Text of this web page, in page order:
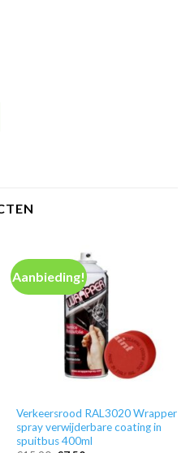
Aanbieding!
Verkeersrood RAL3020 Wrapper
spray verwijderbare coating in
spuitbus 400ml